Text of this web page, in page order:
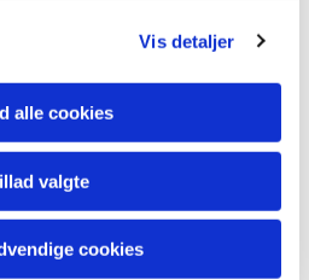
Vis detaljer
alle cookies
valgte
cookies